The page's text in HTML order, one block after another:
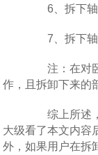
6、拆下轴
7、拆下轴
注：在对卧
作，且拆卸下来的
综上所述，
大级看了本文内容
外，如果用户在拆